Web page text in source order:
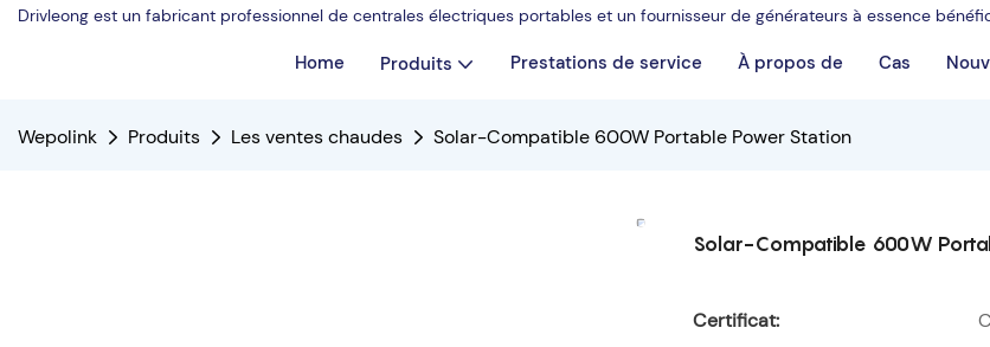
Drivleong est un fabricant professionnel de centrales électriques portables et un fournisseur de générateurs à essence
Home Produits Prestations de service À propos de Cas
Wepolink Produits Les ventes chaudes Solar-Compatible 600W Portable Power Station
Solar-Compatible 600W
Certificat: